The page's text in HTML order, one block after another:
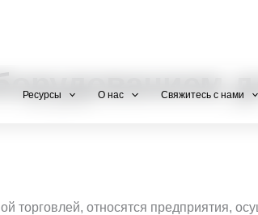
Ресурсы О нас Свяжитесь с нами
торговлей, относятся предприятия,